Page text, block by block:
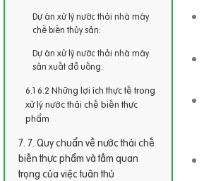
Dự án xử lý nước thải nhà máy
chế biến thủy sản:
Dự án xử lý nước thải nhà máy
sản xuất đồ uống:
6.2 Những lợi ích thực tế trong
xử lý nước thải chế biến thực
phẩm
7. Quy chuẩn về nước thải chế
biến thực phẩm và tầm quan
trọng của việc tuân thủ